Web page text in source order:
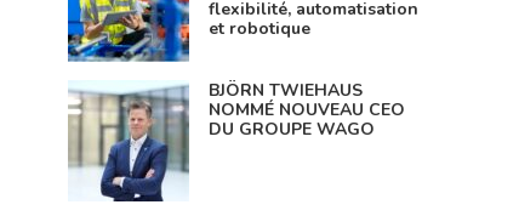
flexibilité, automatisation
et robotique
BJÖRN TWIEHAUS
NOMMÉ NOUVEAU CEO
DU GROUPE WAGO